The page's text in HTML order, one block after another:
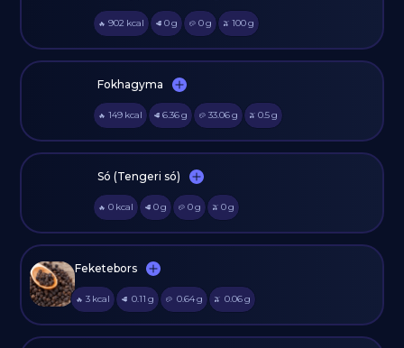
🔥 902 kcal 🥩 0g 🥔 0g 🫒 100g
Fokhagyma
🔥 149 kcal 🥩 6.36g 🥔 33.06g 🫒 0.5g
Só (Tengeri só)
🔥 0 kcal 🥩 0g 🥔 0g 🫒 0g
Feketebors
🔥 3 kcal 🥩 0.11 g 🥔 0.64g 🫒 0.06g